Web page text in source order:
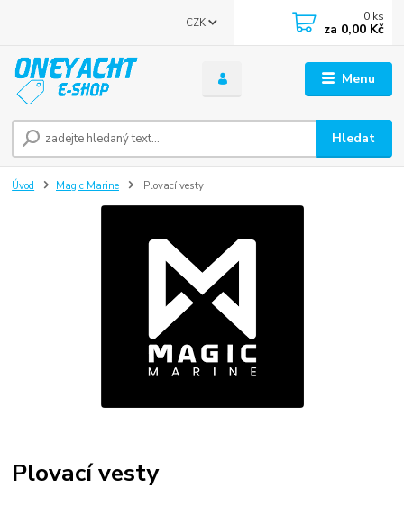
Menu
CZK
Hledat
0 ks
za 0,00 Kč
Úvod Magic Marine Plovací vesty
Plovací vesty